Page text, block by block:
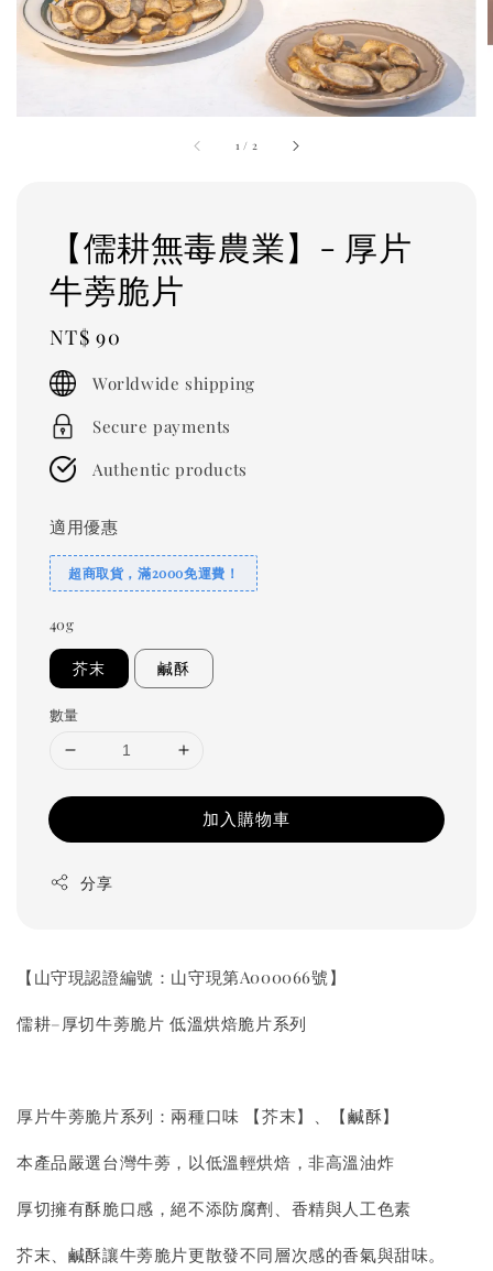
1 / 2
【儒耕無毒農業】- 厚片
牛蒡脆片
Regular
price
NT$ 90
Worldwide shipping
Secure payments
Authentic products
適用優惠
超商取貨，滿2000免運費！
40g
芥末 鹹酥
數量
加入購物車
分享
【山守現認證編號：山守現第A000066號】
儒耕–厚切牛蒡脆片 低溫烘焙脆片系列
厚片牛蒡脆片系列：兩種口味 【芥末】、【鹹酥】
本產品嚴選台灣牛蒡，以低溫輕烘焙，非高溫油炸
厚切擁有酥脆口感，絕不添防腐劑、香精與人工色素
芥末、鹹酥讓牛蒡脆片更散發不同層次感的香氣與甜味。